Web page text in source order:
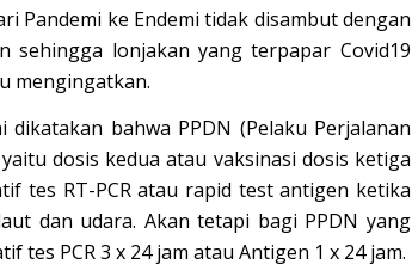
Pandemi ke Endemi tidak disambut dengan
sehingga lonjakan yang terpapar Covid19
mengingatkan.
bahwa PPDN (Pelaku Perjalanan
dosis kedua atau vaksinasi dosis ketiga
tes RT-PCR atau rapid test antigen ketika
dan udara. Akan tetapi bagi PPDN yang
tes PCR 3 x 24 jam atau Antigen 1 x 24 jam.